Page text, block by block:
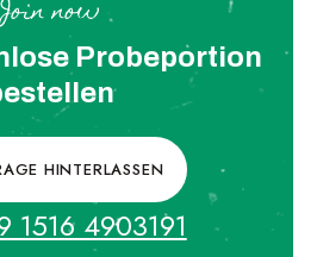
Join now
Probeportion
HINTERLASSEN
1516 4903191